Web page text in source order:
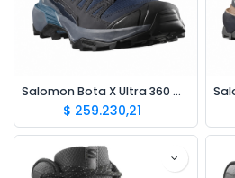
Salomon Bota X Ultra 360 GTX M Azul
$ 259.230,21